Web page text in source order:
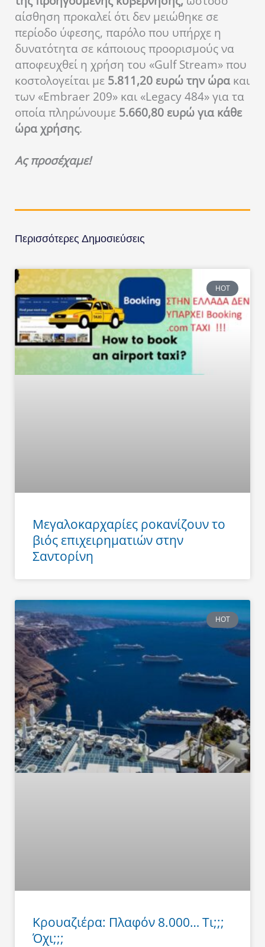
αίσθηση προκαλεί ότι δεν μειώθηκε σε
περίοδο ύφεσης, παρόλο που υπήρχε η
δυνατότητα σε κάποιους προορισμούς να
αποφευχθεί η χρήση του «Gulf Stream» που
κοστολογείται με 5.811,20 ευρώ την ώρα και
των «Embraer 209» και «Legacy 484» για τα
οποία πληρώνουμε 5.660,80 ευρώ για κάθε
ώρα χρήσης.
Ας προσέχαμε!
Περισσότερες Δημοσιεύσεις
HOT
Μεγαλοκαρχαρίες ροκανίζουν το
βιός επιχειρηματιών στην
Σαντορίνη
HOT
Κρουαζιέρα: Πλαφόν 8.000… Τι;;;
Όχι;;;